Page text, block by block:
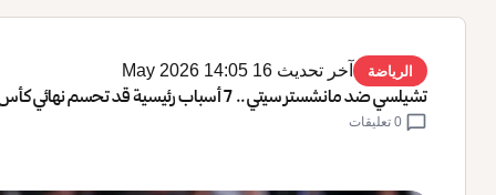
الرياضة آخر تحديث 16 May 2026 14:05
تشيلسي ضد مانشستر سيتي.. 7 أسباب رئيسية قد تحسم نهائي كأس الاتحاد الإنجليزي
chat_bubble